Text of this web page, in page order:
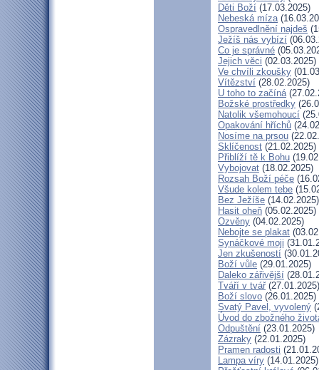
Děti Boží (17.03.2025)
Nebeská míza
Ospravedlnění najdeš
Ježíš nás vybízí
Co je správné
Jejich věci (02.03.2025)
Ve chvíli zkoušky
Vítězství (28.02.2025)
U toho to začíná
Božské prostředky
Natolik všemohoucí
Opakování hříchů
Nosíme na prsou
Sklíčenost (21.02.2025)
Přiblíží tě k Bohu
Vybojovat (18.02.2025)
Rozsah Boží péče
Všude kolem tebe
Bez Ježíše (14.02.2025)
Hasit oheň (05.02.2025)
Ozvěny (04.02.2025)
Nebojte se plakat
Synáčkové moji
Jen zkušeností
Boží vůle (29.01.2025)
Daleko zářivější
Tváří v tvář(27.01.2025)
Boží slovo (26.01.2025)
Svatý Pavel, vyvolený
Úvod do zbožného
Odpuštění (23.01.2025)
Zázraky (22.01.2025)
Pramen radosti
Lampa víry (14.01.2025)